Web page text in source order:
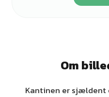
Om
Kantinen er sjældent